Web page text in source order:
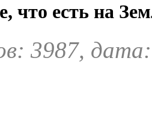
что есть на
3987,